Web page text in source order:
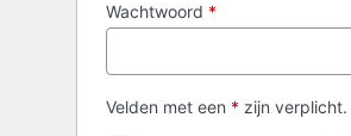
Wachtwoord *
Velden met een * zijn verplicht.